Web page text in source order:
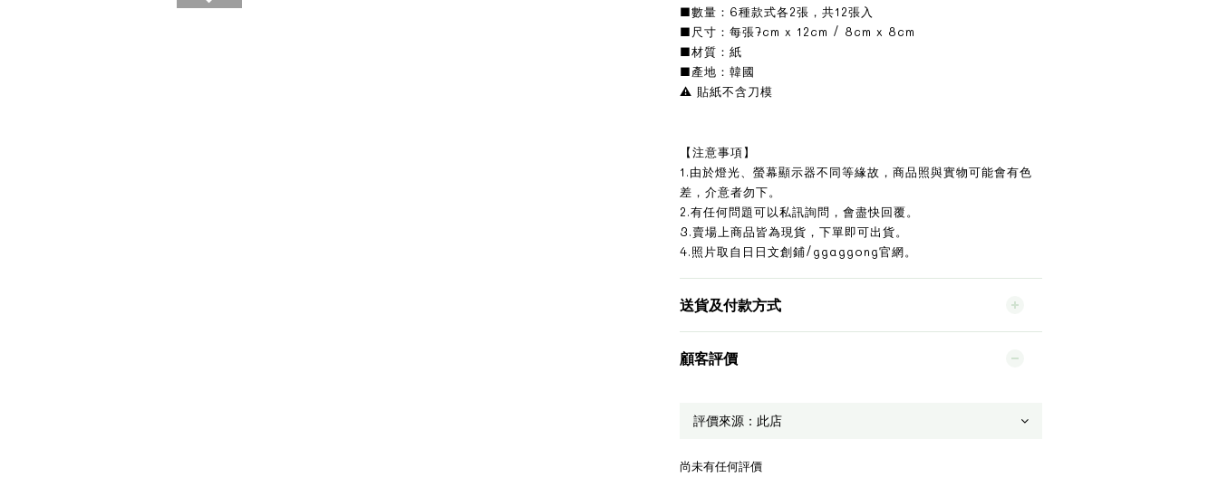
■數量：6種款式各2張，共12張入
■尺寸：每張7cm x 12cm / 8cm x 8cm
■材質：紙
■產地：韓國
⚠️ 貼紙不含刀模
【注意事項】
1.由於燈光、螢幕顯示器不同等緣故，商品照與實物可能會有色
差，介意者勿下。
2.有任何問題可以私訊詢問，會盡快回覆。
3.賣場上商品皆為現貨，下單即可出貨。
4.照片取自日日文創鋪/ggaggong官網。
送貨及付款方式
顧客評價
尚未有任何評價